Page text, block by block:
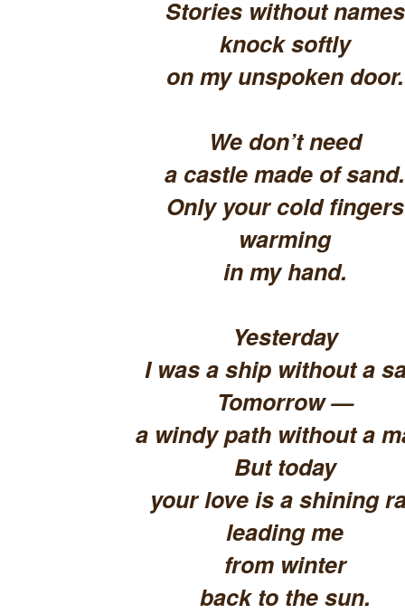
Stories without names
knock softly
on my unspoken door.
We don’t need
a castle made of sand.
Only your cold fingers
warming
in my hand.
Yesterday
I was a ship without a
Tomorrow —
a windy path without a
But today
your love is a shining
leading me
from winter
back to the sun.